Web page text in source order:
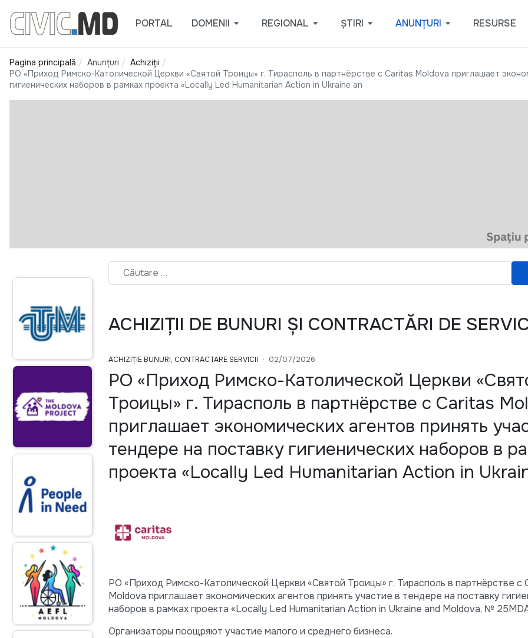
PORTAL DOMENII REGIONAL ȘTIRI ANUNȚURI RESURSE
Pagina principală Anunțuri
Achiziții
РО «Приход Римско-Католической Церкви «Святой Троицы» г. Тирасполь в партнёрстве с Caritas Moldova приглашает
гигиенических наборов в рамках проекта «Locally Led Humanitarian Action in Ukraine an
ACHIZIȚII DE BUNURI ȘI CONTRACTĂRI DE
ACHIZIȚIE BUNURI, CONTRACTARE SERVICII 02/07/2026
РО «Приход Римско-Католической Церкви
Троицы» г. Тирасполь в партнёрстве с Caritas
приглашает экономических агентов принять
тендере на поставку гигиенических наборов в
проекта «Locally Led Humanitarian Action in
РО «Приход Римско-Католической Церкви «Святой Троицы» г. Тирасполь в партнёрстве с
Moldova приглашает экономических агентов принять участие в тендере на поставку
наборов в рамках проекта «Locally Led Humanitarian Action in Ukraine and Moldova, №
Организаторы поощряют участие малого и среднего бизнеса.